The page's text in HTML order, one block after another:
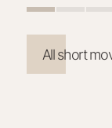
All short